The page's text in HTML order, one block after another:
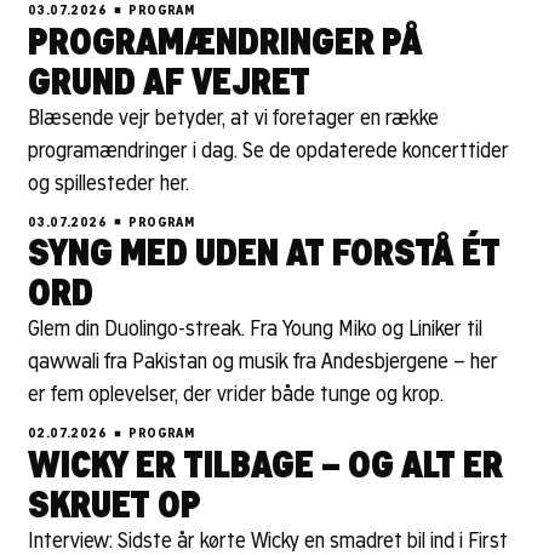
03.07.2026 PROGRAM
PROGRAMÆNDRINGER PÅ
GRUND AF VEJRET
Blæsende vejr betyder, at vi foretager en række
programændringer i dag. Se de opdaterede koncerttider
og spillesteder her.
03.07.2026 PROGRAM
SYNG MED UDEN AT FORSTÅ ÉT
ORD
Glem din Duolingo-streak. Fra Young Miko og Liniker til
qawwali fra Pakistan og musik fra Andesbjergene – her
er fem oplevelser, der vrider både tunge og krop.
02.07.2026 PROGRAM
WICKY ER TILBAGE – OG ALT ER
SKRUET OP
Interview: Sidste år kørte Wicky en smadret bil ind i First